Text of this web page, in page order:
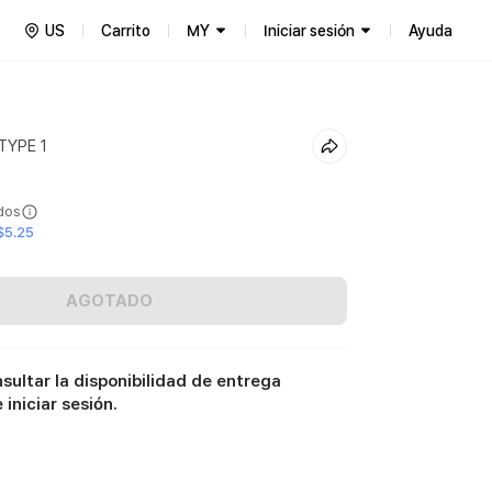
US Carrito MY Iniciar sesión Ayuda
1
AGOTADO
la disponibilidad de entrega
iniciar sesión.